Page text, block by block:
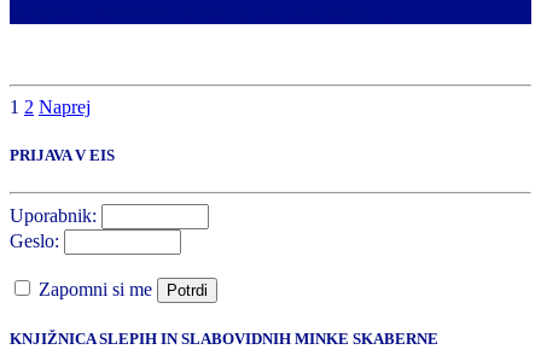
1 2 Naprej
PRIJAVA V EIS
Uporabnik:
Geslo:
Zapomni si me Potrdi
KNJIŽNICA SLEPIH IN SLABOVIDNIH MINKE SKABERNE